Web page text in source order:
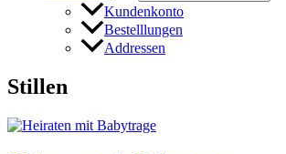
Kundenkonto
Bestelllungen
Addressen
Stillen